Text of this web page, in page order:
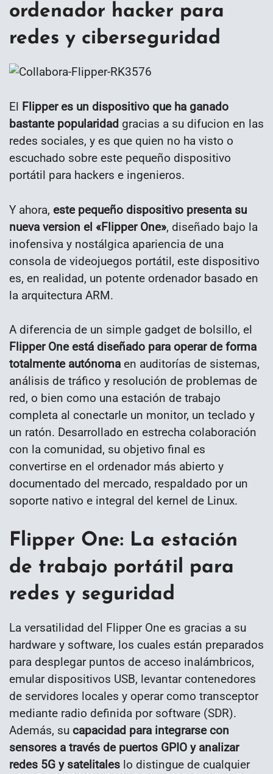
ordenador hacker para
redes y ciberseguridad
El Flipper es un dispositivo que ha ganado
bastante popularidad gracias a su difucion en las
redes sociales, y es que quien no ha visto o
escuchado sobre este pequeño dispositivo
portátil para hackers e ingenieros.
Y ahora, este pequeño dispositivo presenta su
nueva version el «Flipper One», diseñado bajo la
inofensiva y nostálgica apariencia de una
consola de videojuegos portátil, este dispositivo
es, en realidad, un potente ordenador basado en
la arquitectura ARM.
A diferencia de un simple gadget de bolsillo, el
Flipper One está diseñado para operar de forma
totalmente autónoma en auditorías de sistemas,
análisis de tráfico y resolución de problemas de
red, o bien como una estación de trabajo
completa al conectarle un monitor, un teclado y
un ratón. Desarrollado en estrecha colaboración
con la comunidad, su objetivo final es
convertirse en el ordenador más abierto y
documentado del mercado, respaldado por un
soporte nativo e integral del kernel de Linux.
Flipper One: La estación
de trabajo portátil para
redes y seguridad
La versatilidad del Flipper One es gracias a su
hardware y software, los cuales están preparados
para desplegar puntos de acceso inalámbricos,
emular dispositivos USB, levantar contenedores
de servidores locales y operar como transceptor
mediante radio definida por software (SDR).
Además, su capacidad para integrarse con
sensores a través de puertos GPIO y analizar
redes 5G y satelitales lo distingue de cualquier